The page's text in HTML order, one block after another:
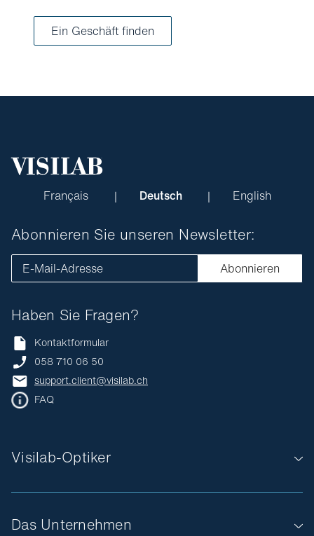
Ein Geschäft finden
Français Deutsch English
Das Unternehmen
Visilab-Optiker
Haben Sie Fragen?
Kontaktformular
058 710 06 50
support.client@visilab.ch
FAQ
Abonnieren Sie unseren Newsletter:
E-Mail-Adresse Abonnieren